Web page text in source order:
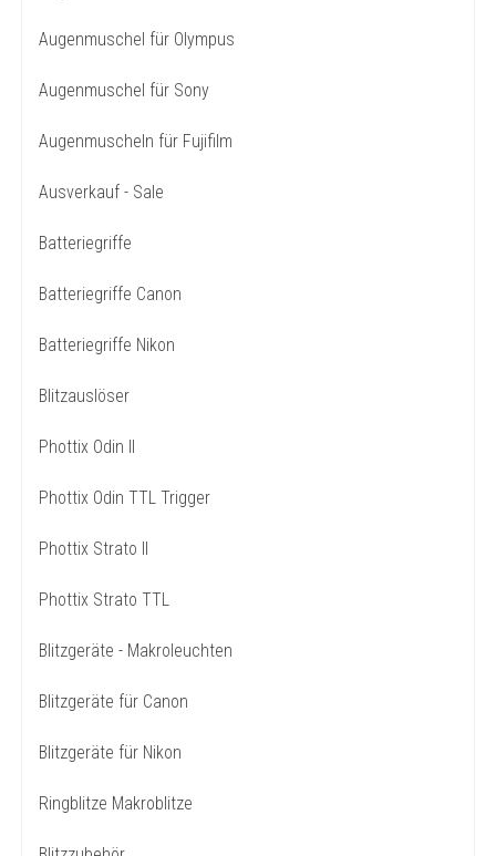
Augenmuschel für Olympus
Augenmuschel für Sony
Augenmuscheln für Fujifilm
Ausverkauf - Sale
Batteriegriffe
Batteriegriffe Canon
Batteriegriffe Nikon
Blitzauslöser
Phottix Odin II
Phottix Odin TTL Trigger
Phottix Strato II
Phottix Strato TTL
Blitzgeräte - Makroleuchten
Blitzgeräte für Canon
Blitzgeräte für Nikon
Ringblitze Makroblitze